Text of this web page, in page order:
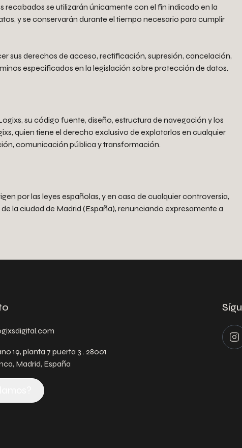
se utilizarán únicamente con el fin indicado en la
y se conservarán durante el tiempo necesario para cumplir
sus derechos de acceso, rectificación, supresión, cancelación,
especificados en la legislación sobre protección de datos.
su código fuente, diseño, estructura de navegación y los
quien tiene el derecho exclusivo de explotarlos en cualquier
comunicación pública y transformación.
por las leyes españolas, y en caso de cualquier controversia,
la ciudad de Madrid (España), renunciando expresamente a
19, planta 7 puerta 3 . 28001
Madrid, España